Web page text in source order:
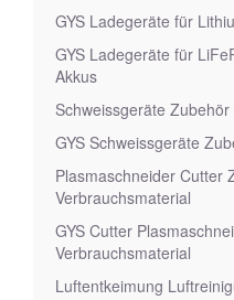
GYS Ladegeräte für
GYS Ladegeräte für
Akkus
Schweissgeräte
GYS Schweissgeräte
Plasmaschneider Cutter
Verbrauchsmaterial
GYS Cutter
Verbrauchsmaterial
Luftentkeimung